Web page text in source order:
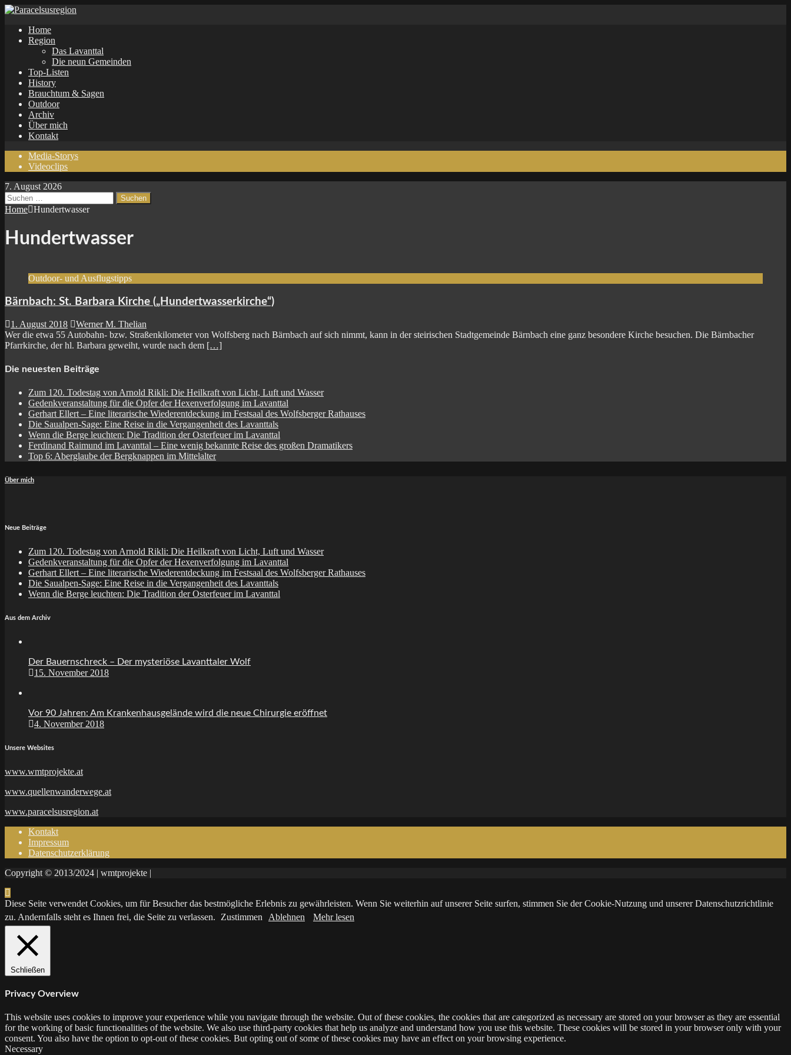
Home
Region
Das Lavanttal
Die neun Gemeinden
Top-Listen
History
Brauchtum & Sagen
Outdoor
Archiv
Über mich
Kontakt
Media-Storys
Videoclips
7. August 2026
Suchen
nach:
Home Hundertwasser
Hundertwasser
Outdoor- und Ausflugstipps
Bärnbach: St. Barbara Kirche („Hundertwasserkirche“)
1. August 2018
Werner M. Thelian
Wer die etwa 55 Autobahn- bzw. Straßenkilometer von Wolfsberg nach Bärnbach auf sich nimmt, kann in der steirischen Stadtgemeinde Bärnbach eine ganz besondere Kirche besuchen. Die Bärnbacher
Pfarrkirche, der hl. Barbara geweiht, wurde nach dem […]
Die neuesten Beiträge
Zum 120. Todestag von Arnold Rikli: Die Heilkraft von Licht, Luft und Wasser
Gedenkveranstaltung für die Opfer der Hexenverfolgung im Lavanttal
Gerhart Ellert – Eine literarische Wiederentdeckung im Festsaal des Wolfsberger Rathauses
Die Saualpen-Sage: Eine Reise in die Vergangenheit des Lavanttals
Wenn die Berge leuchten: Die Tradition der Osterfeuer im Lavanttal
Ferdinand Raimund im Lavanttal – Eine wenig bekannte Reise des großen Dramatikers
Top 6: Aberglaube der Bergknappen im Mittelalter
Über mich
Neue Beiträge
Zum 120. Todestag von Arnold Rikli: Die Heilkraft von Licht, Luft und Wasser
Gedenkveranstaltung für die Opfer der Hexenverfolgung im Lavanttal
Gerhart Ellert – Eine literarische Wiederentdeckung im Festsaal des Wolfsberger Rathauses
Die Saualpen-Sage: Eine Reise in die Vergangenheit des Lavanttals
Wenn die Berge leuchten: Die Tradition der Osterfeuer im Lavanttal
Aus dem Archiv
Der Bauernschreck – Der mysteriöse Lavanttaler Wolf
15. November 2018
Vor 90 Jahren: Am Krankenhausgelände wird die neue Chirurgie eröffnet
4. November 2018
Unsere Websites
www.wmtprojekte.at
www.quellenwanderwege.at
www.paracelsusregion.at
Kontakt
Impressum
Datenschutzerklärung
Copyright © 2013/2024 | wmtprojekte |
Diese Seite verwendet Cookies, um für Besucher das bestmögliche Erlebnis zu gewährleisten. Wenn Sie weiterhin auf unserer Seite surfen, stimmen Sie der Cookie-Nutzung und unserer Datenschutzrichtlinie
zu. Andernfalls steht es Ihnen frei, die Seite zu verlassen.
Zustimmen Ablehnen Mehr lesen
Schließen
Privacy Overview
This website uses cookies to improve your experience while you navigate through the website. Out of these cookies, the cookies that are categorized as necessary are stored on your browser as they are essential
for the working of basic functionalities of the website. We also use third-party cookies that help us analyze and understand how you use this website. These cookies will be stored in your browser only with your
consent. You also have the option to opt-out of these cookies. But opting out of some of these cookies may have an effect on your browsing experience.
Necessary